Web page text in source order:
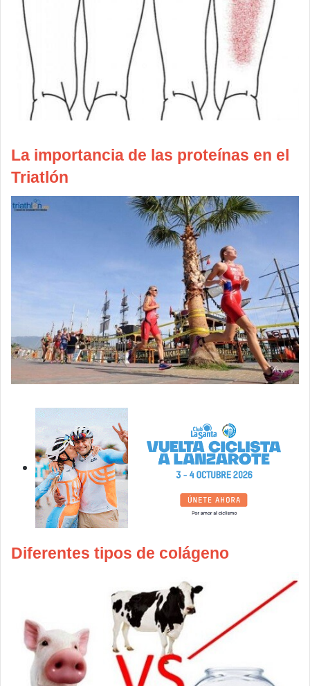
La importancia de las proteínas en el
Triatlón
Diferentes tipos de colágeno